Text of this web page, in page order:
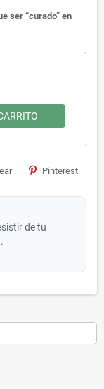
ser “curado” en
Pinterest
de tu